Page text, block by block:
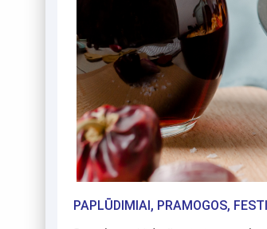
PAPLŪDIMIAI, PRAMOGOS,